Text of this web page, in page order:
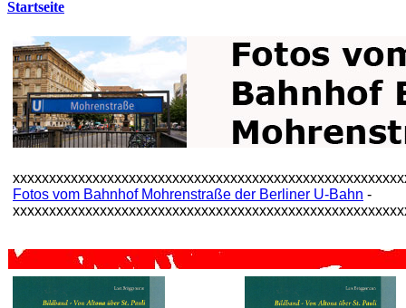
Startseite
Fotos vom Bahnhof Mohrenstraße der Berliner U-Bahn -